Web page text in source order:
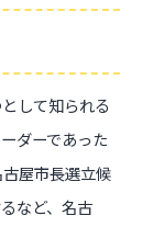
して知られる
ダーであった
屋市長選立候
など、名古